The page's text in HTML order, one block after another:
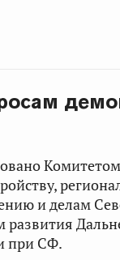
и делам
при СФ.